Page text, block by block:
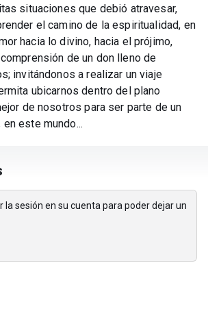
situaciones que debió atravesar,
el camino de la espiritualidad, en
hacia lo divino, hacia el prójimo,
de un don lleno de
invitándonos a realizar un viaje
ubicarnos dentro del plano
de nosotros para ser parte de un
este mundo...
la sesión en su cuenta para poder dejar un